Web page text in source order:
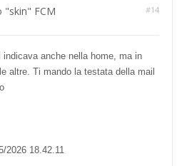
"skin" FCM #14
anche nella home, ma in
altre. Ti mando la testata della mail
2026 18.42.11